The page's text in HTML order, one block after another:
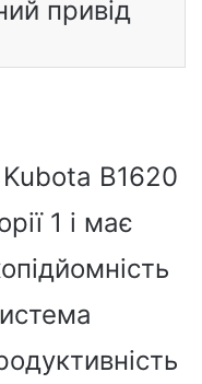
привід
Kubota B1620
1 і має